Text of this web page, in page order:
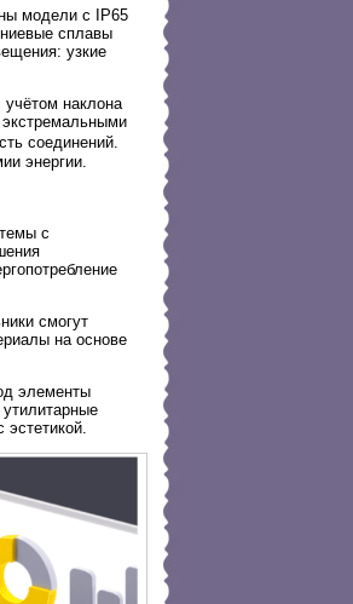
модели с IP65
сплавы
узкие
наклона
экстремальными
соединений.
энергии.
с
смогут
на основе
элементы